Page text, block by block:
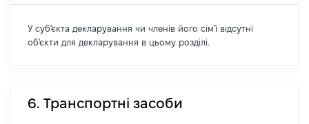
У суб'єкта декларування чи членів його сім'ї відсутні
об'єкти для декларування в цьому розділі.
6. Транспортні засоби